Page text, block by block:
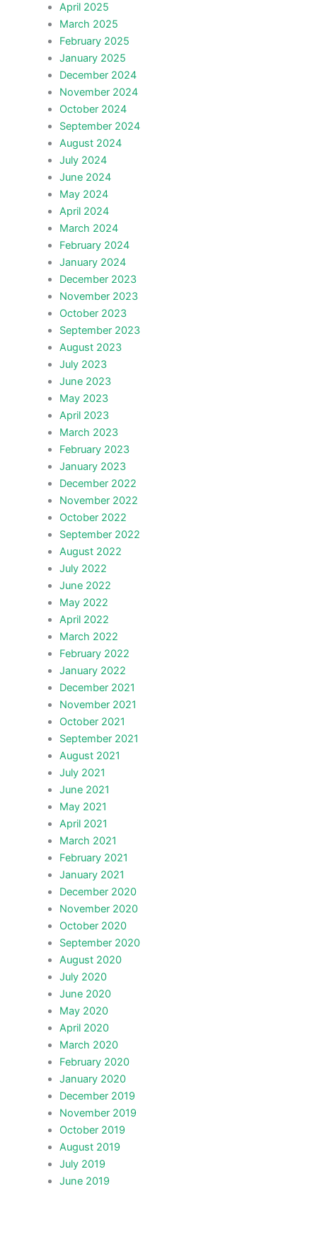
April 2025
March 2025
February 2025
January 2025
December 2024
November 2024
October 2024
September 2024
August 2024
July 2024
June 2024
May 2024
April 2024
March 2024
February 2024
January 2024
December 2023
November 2023
October 2023
September 2023
August 2023
July 2023
June 2023
May 2023
April 2023
March 2023
February 2023
January 2023
December 2022
November 2022
October 2022
September 2022
August 2022
July 2022
June 2022
May 2022
April 2022
March 2022
February 2022
January 2022
December 2021
November 2021
October 2021
September 2021
August 2021
July 2021
June 2021
May 2021
April 2021
March 2021
February 2021
January 2021
December 2020
November 2020
October 2020
September 2020
August 2020
July 2020
June 2020
May 2020
April 2020
March 2020
February 2020
January 2020
December 2019
November 2019
October 2019
August 2019
July 2019
June 2019